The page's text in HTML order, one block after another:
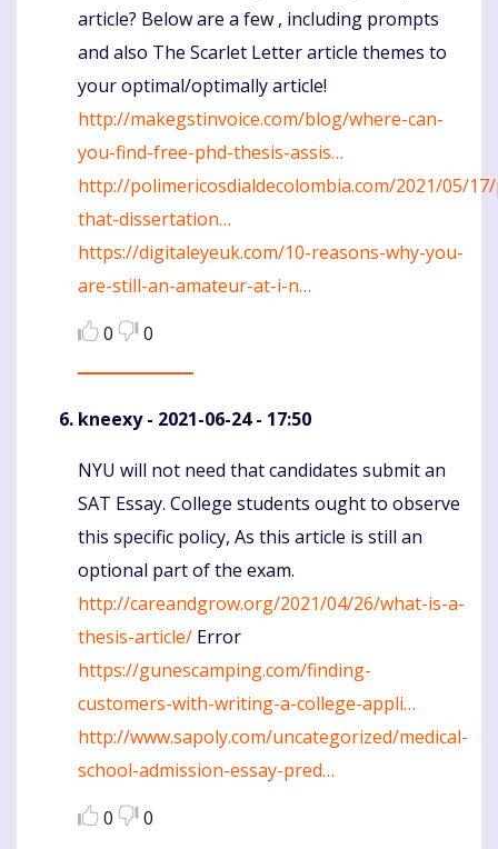
article? Below are a few , including prompts
and also The Scarlet Letter article themes to
your optimal/optimally article!
http://makegstinvoice.com/blog/where-can-
you-find-free-phd-thesis-assis…
http://polimericosdialdecolombia.com/2021/05/
that-dissertation…
https://digitaleyeuk.com/10-reasons-why-you-
are-still-an-amateur-at-i-n…
0
0
kneexy- 2021-06-24 - 17:50
Komentaras
NYU will not need that candidates submit an
SAT Essay. College students ought to observe
this specific policy, As this article is still an
optional part of the exam.
http://careandgrow.org/2021/04/26/what-is-a-
thesis-article/ Error
https://gunescamping.com/finding-
customers-with-writing-a-college-appli…
http://www.sapoly.com/uncategorized/medical-
school-admission-essay-pred…
0
0